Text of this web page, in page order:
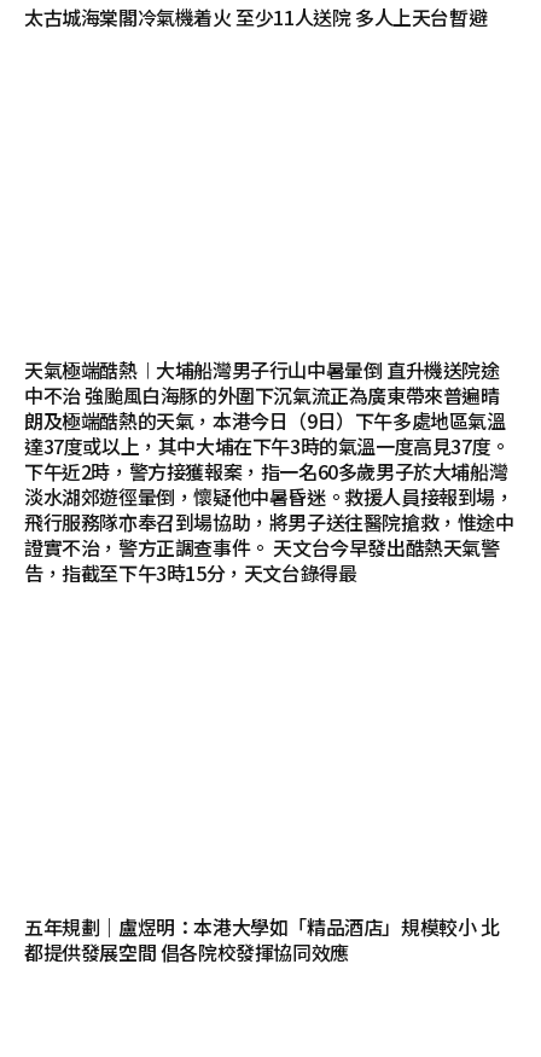
太古城海棠閣冷氣機着火 至少11人送院 多人上天台暫避
天氣極端酷熱︱大埔船灣男子行山中暑暈倒 直升機送院途
中不治 強颱風白海豚的外圍下沉氣流正為廣東帶來普遍晴
朗及極端酷熱的天氣，本港今日（9日）下午多處地區氣溫
達37度或以上，其中大埔在下午3時的氣溫一度高見37度。
下午近2時，警方接獲報案，指一名60多歲男子於大埔船灣
淡水湖郊遊徑暈倒，懷疑他中暑昏迷。救援人員接報到場，
飛行服務隊亦奉召到場協助，將男子送往醫院搶救，惟途中
證實不治，警方正調查事件。 天文台今早發出酷熱天氣警
告，指截至下午3時15分，天文台錄得最
五年規劃｜盧煜明：本港大學如「精品酒店」規模較小 北
都提供發展空間 倡各院校發揮協同效應